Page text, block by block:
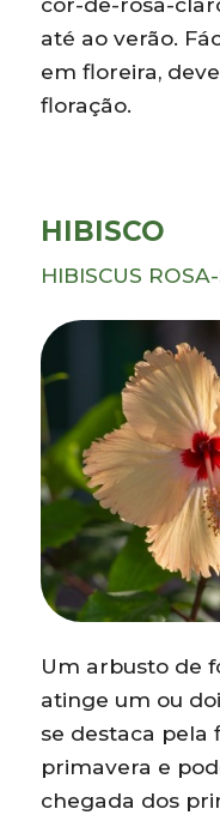
até ao verão.
em floreira,
floração.
HIBISCO
HIBISCUS
Um arbusto de
atinge um ou
se destaca pela
primavera e
chegada dos